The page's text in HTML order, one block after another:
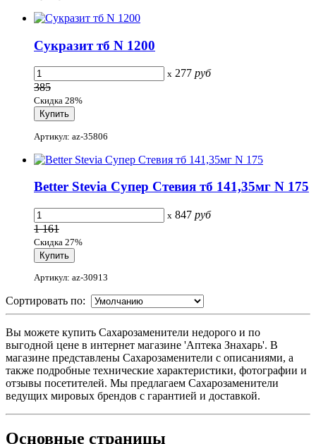
Сукразит тб N 1200
x 277 руб
385
Скидка 28%
Артикул: az-35806
Better Stevia Супер Стевия тб 141,35мг N 175
x 847 руб
1 161
Скидка 27%
Артикул: az-30913
Сортировать по:
Вы можете купить Сахарозаменители недорого и по
выгодной цене в интернет магазине 'Аптека Знахарь'. В
магазине представлены Сахарозаменители с описаниями, а
также подробные технические характеристики, фотографии и
отзывы посетителей. Мы предлагаем Сахарозаменители
ведущих мировых брендов с гарантией и доставкой.
Основные страницы